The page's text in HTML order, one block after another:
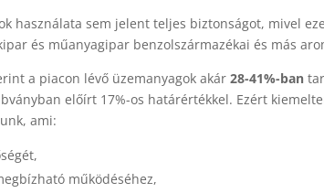
használata sem jelent teljes biztonságot, mivel
és műanyagipar benzolszármazékai és más
a piacon lévő üzemanyagok akár28-41%-ban
előírt 17%-os határértékkel. Ezért
ami:
működéséhez,